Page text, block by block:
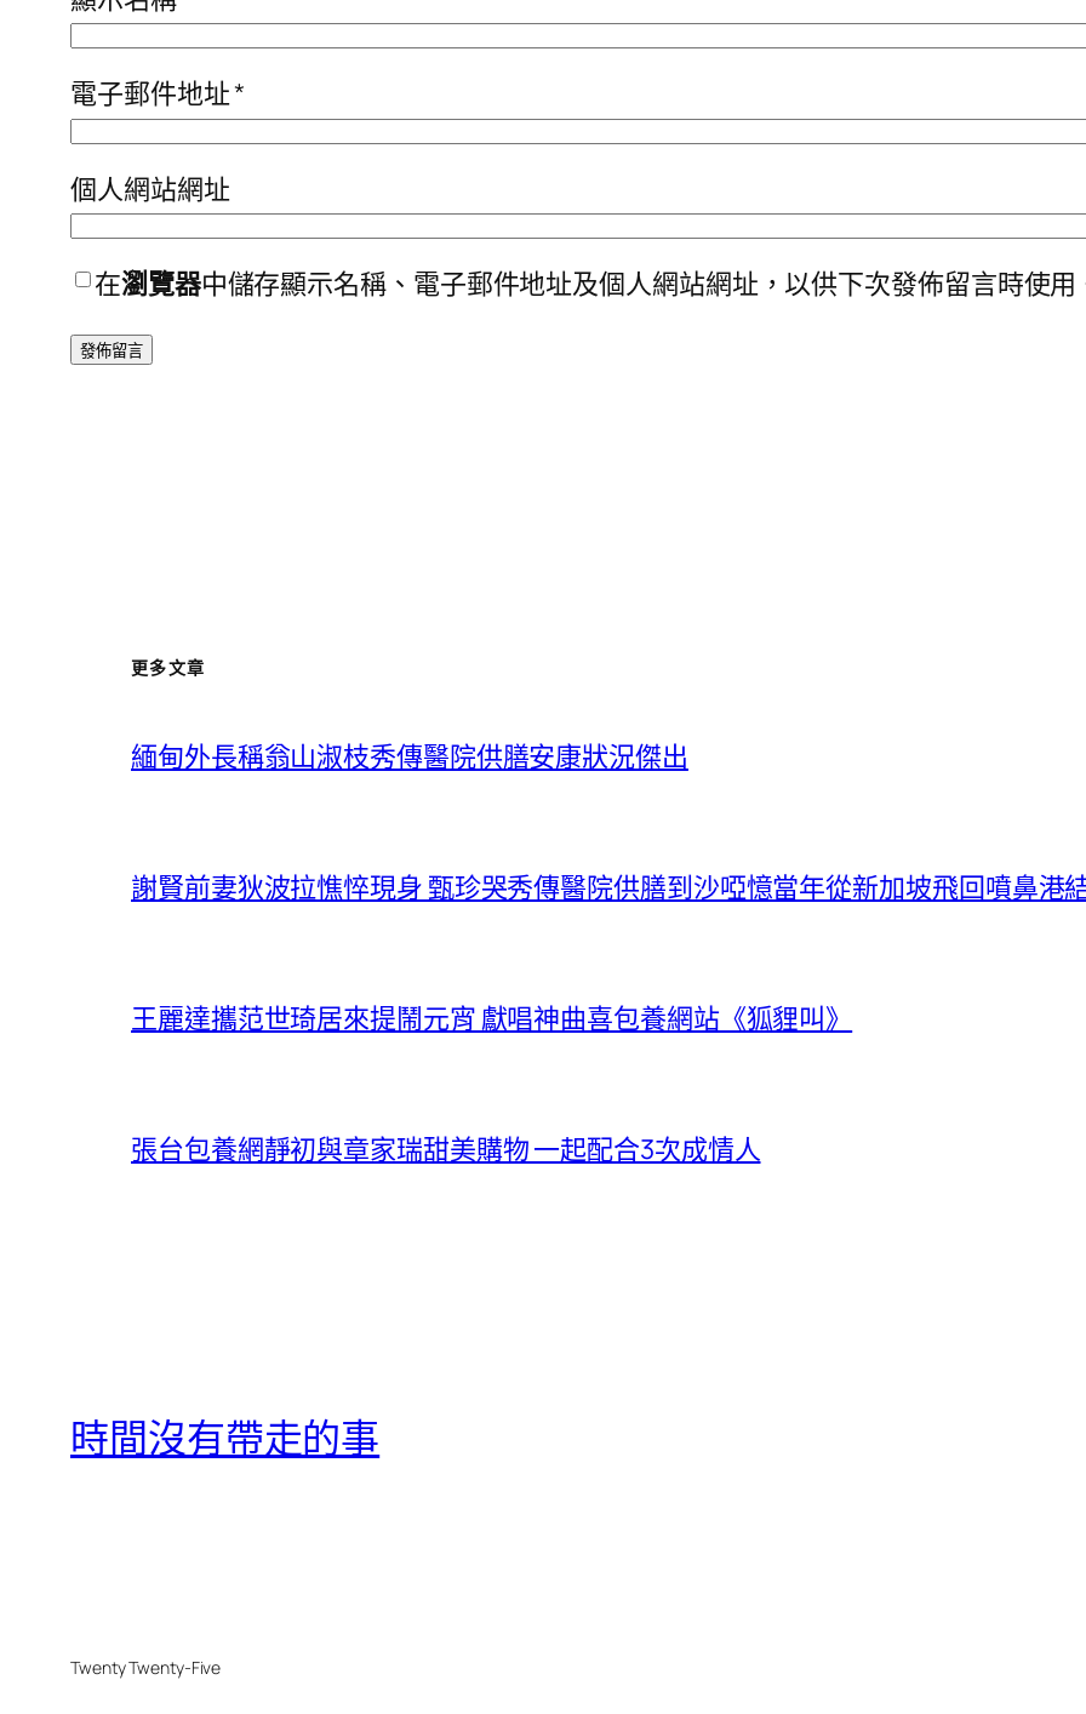
電子郵件地址*
個人網站網址
在瀏覽器中儲存顯示名稱、電子郵件地址及個人網站網址，以供下次發佈留言時使用
更多文章
緬甸外長稱翁山淑枝秀傳醫院供膳安康狀況傑出
謝賢前妻狄波拉憔悴現身 甄珍哭秀傳醫院供膳到沙啞憶當年從新加坡飛回噴鼻港
王麗達攜范世琦居來提鬧元宵 獻唱神曲喜包養網站《狐貍叫》
張台包養網靜初與章家瑞甜美購物 一起配合3次成情人
時間沒有帶走的事
Twenty Twenty-Five